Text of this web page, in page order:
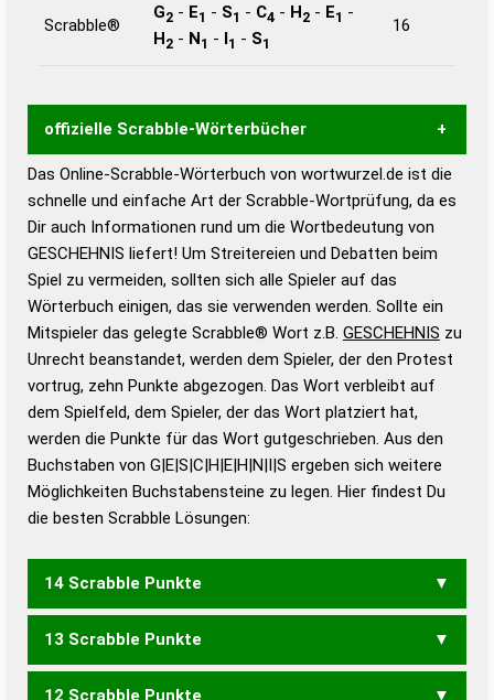
Scrabble®
G2 - E1 - S1 - C4 - H2 - E1 -
H2 - N1 - I1 - S1
16
offizielle Scrabble-Wörterbücher
Wortwurzel liefert mit Hilfe eines semantischen
Wortanalyse-Algorithmus gute Anhaltspunkte zu
Wortbedeutung, Worttrennung und Wortform, um die
Gültigkeit eines Wortes für das Scrabble-Spiel zu
bestimmen! zugelassene Turnier Scrabble-
Wörterbücher sind:
Duden – Standardwerk in 12 Bänden
Duden – Richtiges und gutes
Deutsch
Duden – Die deutsche Grammatik
Duden – Deutsches
Universalwörterbuch
Das Online-Scrabble-Wörterbuch von wortwurzel.de ist die
schnelle und einfache Art der Scrabble-Wortprüfung, da es
Dir auch Informationen rund um die Wortbedeutung von
GESCHEHNIS liefert! Um Streitereien und Debatten beim
Spiel zu vermeiden, sollten sich alle Spieler auf das
Wörterbuch einigen, das sie verwenden werden. Sollte ein
Mitspieler das gelegte Scrabble® Wort z.B. GESCHEHNIS zu
Unrecht beanstandet, werden dem Spieler, der den Protest
vortrug, zehn Punkte abgezogen. Das Wort verbleibt auf
dem Spielfeld, dem Spieler, der das Wort platziert hat,
werden die Punkte für das Wort gutgeschrieben. Aus den
Buchstaben von G|E|S|C|H|E|H|N|I|S ergeben sich weitere
Möglichkeiten Buchstabensteine zu legen. Hier findest Du
die besten Scrabble Lösungen:
14 Scrabble Punkte
GESCHIEH GESCHEINS
13 Scrabble Punkte
12 Scrabble Punkte